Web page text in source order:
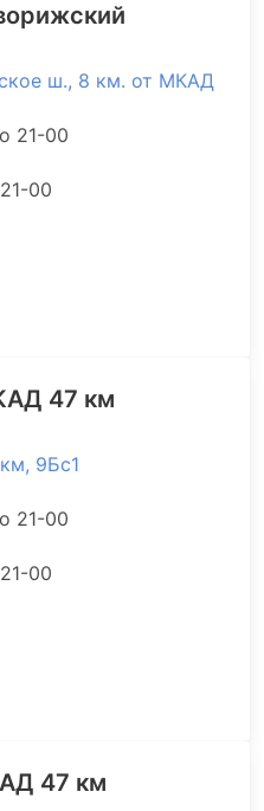
ш., 8 км. от МКАД
21-00
00
47 км
9Бс1
21-00
00
47 км